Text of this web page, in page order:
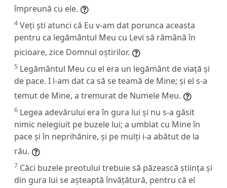
împreună cu ele.
4 Veți ști atunci că Eu v-am dat porunca aceasta
pentru ca legământul Meu cu Levi să rămână în
picioare, zice Domnul oștirilor.
5 Legământul Meu cu el era un legământ de viață și
de pace. I l-am dat ca să se teamă de Mine; și el s-a
temut de Mine, a tremurat de Numele Meu.
6 Legea adevărului era în gura lui și nu s-a găsit
nimic nelegiuit pe buzele lui; a umblat cu Mine în
pace și în neprihănire, și pe mulți i-a abătut de la
rău.
7 Căci buzele preotului trebuie să păzească știința și
din gura lui se așteaptă învățătură, pentru că el